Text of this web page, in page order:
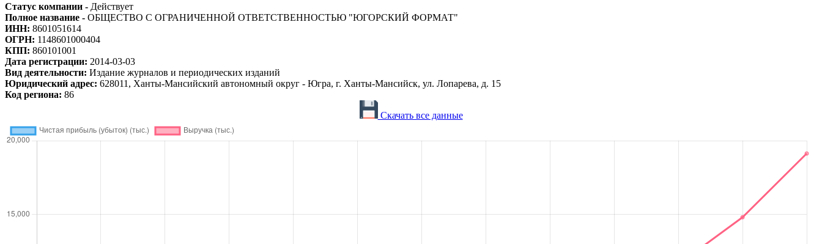
Статус компании - Действует
Полное название - ОБЩЕСТВО С ОГРАНИЧЕННОЙ ОТВЕТСТВЕННОСТЬЮ "ЮГОРСКИЙ ФОРМАТ"
ИНН: 8601051614
ОГРН: 1148601000404
КПП: 860101001
Дата регистрации: 2014-03-03
Вид деятельности: Издание журналов и периодических изданий
Юридический адрес: 628011, Ханты-Мансийский автономный округ - Югра, г. Ханты-Мансийск, ул. Лопарева, д. 15
Код региона: 86
Скачать все данные